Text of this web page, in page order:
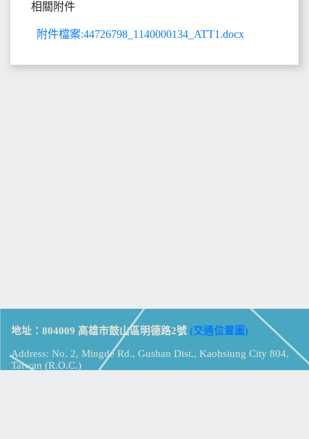
相關附件
附件檔案:44726798_1140000134_ATT1.docx
地址：804009 高雄市鼓山區明德路2號 (交通位置圖)
Address: No. 2, Mingde Rd., Gushan Dist., Kaohsiung City 804,
Taiwan (R.O.C.)